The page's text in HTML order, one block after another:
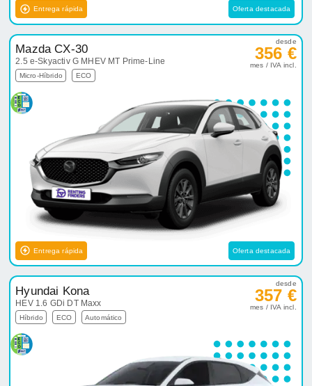
Entrega rápida Oferta destacada
Mazda CX-30
2.5 e-Skyactiv G MHEV MT Prime-Line
Micro-Híbrido ECO
desde
356 €
mes / IVA incl.
Entrega rápida Oferta destacada
Hyundai Kona
HEV 1.6 GDi DT Maxx
Híbrido ECO Automático
desde
357 €
mes / IVA incl.